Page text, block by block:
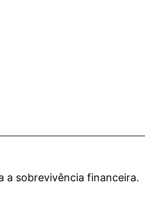
a sobrevivência financeira.